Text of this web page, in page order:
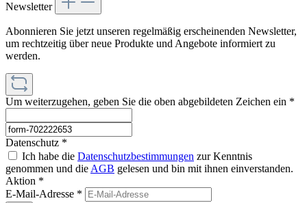
Newsletter
Abonnieren Sie jetzt unseren regelmäßig erscheinenden Newsletter,
um rechtzeitig über neue Produkte und Angebote informiert zu
werden.
Um weiterzugehen, geben Sie die oben abgebildeten Zeichen ein *
Datenschutz *
Ich habe die Datenschutzbestimmungen zur Kenntnis
genommen und die AGB gelesen und bin mit ihnen einverstanden.
Aktion *
E-Mail-Adresse *